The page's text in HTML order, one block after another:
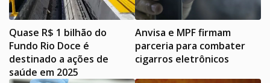
Quase R$ 1 bilhão do
Fundo Rio Doce é
destinado a ações de
saúde em 2025
Anvisa e MPF firmam
parceria para combater
cigarros eletrônicos